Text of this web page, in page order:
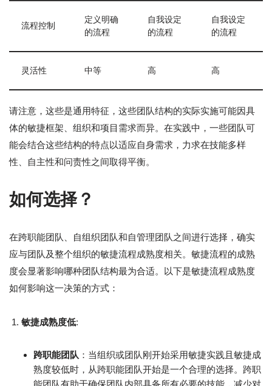
流程控制
定义明确
的流程
自我设定
的流程
自我设定
的流程
灵活性 中等 高 高
请注意，这些是通用特征，这些团队结构的实际实施可能因具
体的敏捷框架、组织和项目需求而异。在实践中，一些团队可
能会结合这些结构的特点以适应自身需求，力求在技能多样
性、自主性和问责性之间取得平衡。
如何选择？
在跨职能团队、自组织团队和自管理团队之间进行选择，确实
应与团队及整个组织的敏捷流程成熟度相关。敏捷流程的成熟
度会显著影响哪种团队结构最为合适。以下是敏捷流程成熟度
如何影响这一决策的方式：
敏捷成熟度低:
跨职能团队 ：当组织或团队刚开始采用敏捷实践且敏捷成
熟度较低时，从跨职能团队开始是一个合理的选择。跨职
能团队有助于确保团队内部具备所有必要的技能，减少对